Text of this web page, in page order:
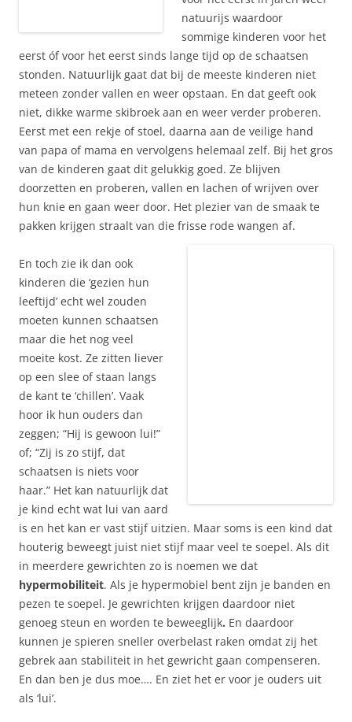
natuurijs waardoor
sommige kinderen voor het
eerst óf voor het eerst sinds lange tijd op de schaatsen
stonden. Natuurlijk gaat dat bij de meeste kinderen niet
meteen zonder vallen en weer opstaan. En dat geeft ook
niet, dikke warme skibroek aan en weer verder proberen.
Eerst met een rekje of stoel, daarna aan de veilige hand
van papa of mama en vervolgens helemaal zelf. Bij het gros
van de kinderen gaat dit gelukkig goed. Ze blijven
doorzetten en proberen, vallen en lachen of wrijven over
hun knie en gaan weer door. Het plezier van de smaak te
pakken krijgen straalt van die frisse rode wangen af.
En toch zie ik dan ook
kinderen die ‘gezien hun
leeftijd’ echt wel zouden
moeten kunnen schaatsen
maar die het nog veel
moeite kost. Ze zitten liever
op een slee of staan langs
de kant te ‘chillen’. Vaak
hoor ik hun ouders dan
zeggen; “Hij is gewoon lui!”
of; “Zij is zo stijf, dat
schaatsen is niets voor
haar.” Het kan natuurlijk dat
je kind echt wat lui van aard
is en het kan er vast stijf uitzien. Maar soms is een kind dat
houterig beweegt juist niet stijf maar veel te soepel. Als dit
in meerdere gewrichten zo is noemen we dat
hypermobiliteit. Als je hypermobiel bent zijn je banden en
pezen te soepel. Je gewrichten krijgen daardoor niet
genoeg steun en worden te beweeglijk. En daardoor
kunnen je spieren sneller overbelast raken omdat zij het
gebrek aan stabiliteit in het gewricht gaan compenseren.
En dan ben je dus moe…. En ziet het er voor je ouders uit
als ‘lui’.